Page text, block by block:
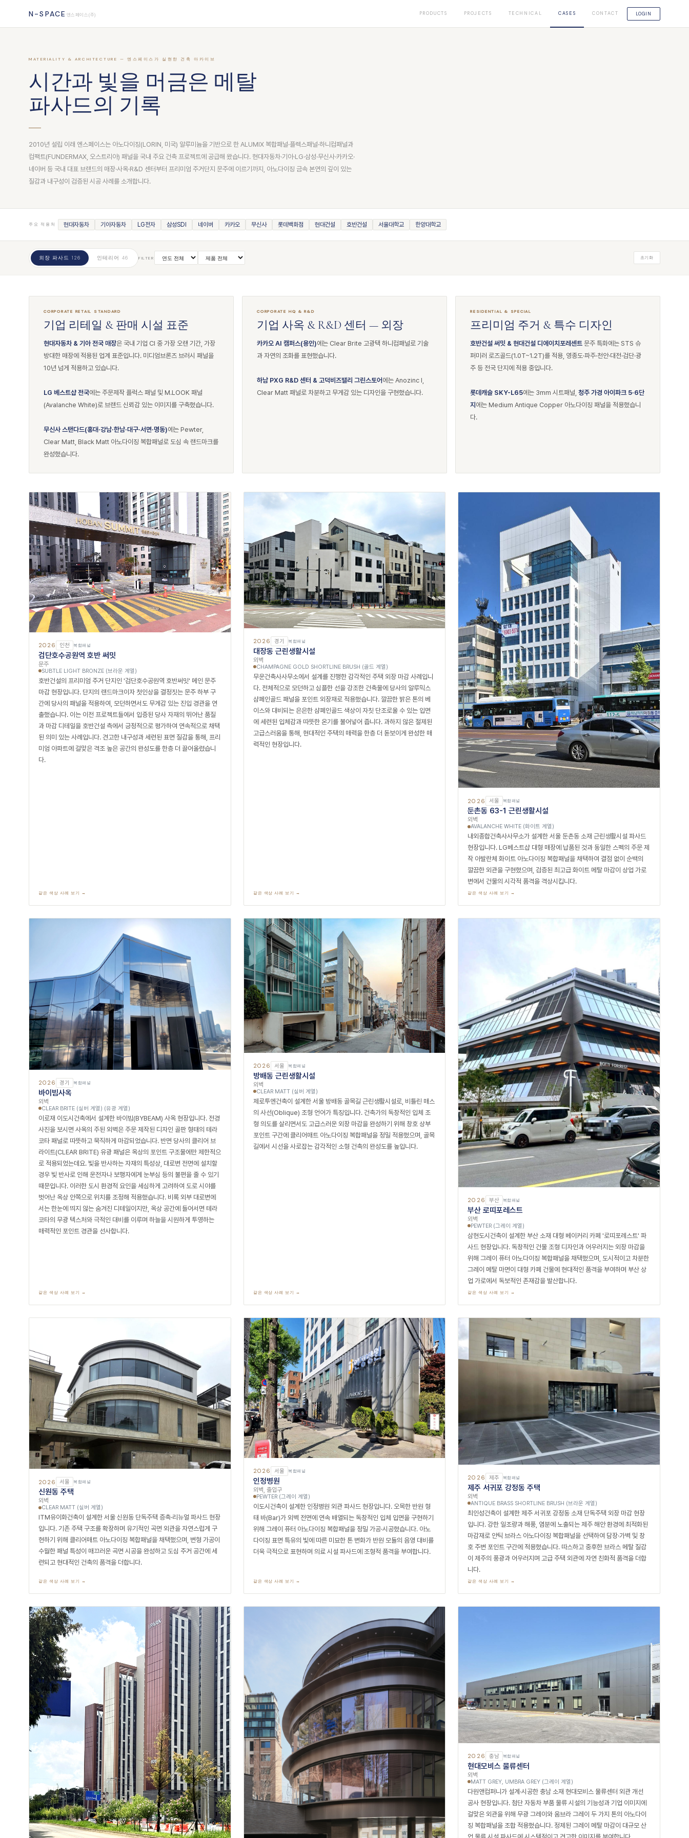
N-SPACE 엔스페이스(주) PRODUCTS PROJECTS TECHNICAL CASES CONTACT LOGIN
MATERIALITY & ARCHITECTURE — 엔스페이스가 실현한 건축 아카이브
시간과 빛을 머금은 메탈
파사드의 기록
2010년 설립 이래 엔스페이스는 아노다이징(LORIN, 미국) 알루미늄을 기반으로 한 ALUMIX 복합패널·플렉스패널·하니컴패널과
컴팩트(FUNDERMAX, 오스트리아) 패널을 국내 주요 건축 프로젝트에 공급해 왔습니다. 현대자동차·기아·LG·삼성·무신사·카카오·
네이버 등 국내 대표 브랜드의 매장·사옥·R&D 센터부터 프리미엄 주거단지 문주에 이르기까지, 아노다이징 금속 본연의 깊이 있는
질감과 내구성이 검증된 시공 사례를 소개합니다.
주요 적용처 현대자동차 기아자동차 LG전자 삼성SDI 네이버 카카오 무신사 롯데백화점 현대건설 호반건설 서울대학교 한양대학교
외장 파사드 126 인테리어 46 FILTER 초기화
CORPORATE RETAIL STANDARD
기업 리테일 & 판매 시설 표준
현대자동차 & 기아 전국 매장은 국내 기업 CI 중 가장 오랜 기간, 가장
방대한 매장에 적용된 업계 표준입니다. 미디엄브론즈 브러시 패널을
10년 넘게 적용하고 있습니다.
LG 베스트샵 전국에는 주문제작 플럭스 패널 및 M.LOOK 패널
(Avalanche White)로 브랜드 신뢰감 있는 이미지를 구축했습니다.
무신사 스탠다드(홍대·강남·한남·대구·서면·명동)에는 Pewter,
Clear Matt, Black Matt 아노다이징 복합패널로 도심 속 랜드마크를
완성했습니다.
CORPORATE HQ & R&D
기업 사옥 & R&D 센터 — 외장
카카오 AI 캠퍼스(용인)에는 Clear Brite 고광택 하니컴패널로 기술
과 자연의 조화를 표현했습니다.
하남 PXG R&D 센터 & 고덕비즈밸리 그린스토어에는 Anozinc I,
Clear Matt 패널로 차분하고 무게감 있는 디자인을 구현했습니다.
RESIDENTIAL & SPECIAL
프리미엄 주거 & 특수 디자인
호반건설 써밋 & 현대건설 디에이치포레센트 문주 특화에는 STS 슈
퍼미러 로즈골드(1.0T~1.2T)를 적용, 영종도·파주·천안·대전·검단·광
주 등 전국 단지에 적용 중입니다.
롯데캐슬 SKY-L65에는 3mm 시트패널, 청주 가경 아이파크 5·6단
지에는 Medium Antique Copper 아노다이징 패널을 적용했습니
다.
2026 인천 복합패널
검단호수공원역 호반 써밋
문주
SUBTLE LIGHT BRONZE (브라운 계열)
호반건설의 프리미엄 주거 단지인 '검단호수공원역 호반써밋' 메인 문주
마감 현장입니다. 단지의 랜드마크이자 첫인상을 결정짓는 문주 하부 구
간에 당사의 패널을 적용하여, 모던하면서도 무게감 있는 진입 경관을 연
출했습니다. 이는 이전 프로젝트들에서 입증된 당사 자재의 뛰어난 품질
과 마감 디테일을 호반건설 측에서 긍정적으로 평가하여 연속적으로 채택
된 의미 있는 사례입니다. 견고한 내구성과 세련된 표면 질감을 통해, 프리
미엄 아파트에 걸맞은 격조 높은 공간의 완성도를 한층 더 끌어올렸습니
다.
같은 색상 사례 보기 →
2026 경기 복합패널
대장동 근린생활시설
외벽
CHAMPAGNE GOLD SHORTLINE BRUSH (골드 계열)
무운건축사사무소에서 설계를 진행한 감각적인 주택 외장 마감 사례입니
다. 전체적으로 모던하고 심플한 선을 강조한 건축물에 당사의 알루믹스
샴페인골드 패널을 포인트 외장재로 적용했습니다. 깔끔한 밝은 톤의 베
이스와 대비되는 은은한 샴페인골드 색상이 자칫 단조로울 수 있는 입면
에 세련된 입체감과 따뜻한 온기를 불어넣어 줍니다. 과하지 않은 절제된
고급스러움을 통해, 현대적인 주택의 매력을 한층 더 돋보이게 완성한 매
력적인 현장입니다.
같은 색상 사례 보기 →
2026 서울 복합패널
둔촌동 63-1 근린생활시설
외벽
AVALANCHE WHITE (화이트 계열)
내외종합건축사사무소가 설계한 서울 둔촌동 소재 근린생활시설 파사드
현장입니다. LG베스트샵 대형 매장에 납품된 것과 동일한 스펙의 주문 제
작 아발란체 화이트 아노다이징 복합패널을 채택하여 결점 없이 순백의
깔끔한 외관을 구현했으며, 검증된 최고급 화이트 메탈 마감이 상업 가로
변에서 건물의 시각적 품격을 격상시킵니다.
같은 색상 사례 보기 →
2026 경기 복합패널
바이빔사옥
외벽
CLEAR BRITE (실버 계열) (유광 계열)
이로재 이도시건축에서 설계한 바이빔(BYBEAM) 사옥 현장입니다. 전경
사진을 보시면 사옥의 주된 외벽은 주문 제작된 디자인 골판 형태의 테라
코타 패널로 따뜻하고 묵직하게 마감되었습니다. 반면 당사의 클리어 브
라이트(CLEAR BRITE) 유광 패널은 옥상의 포인트 구조물에만 제한적으
로 적용되었는데요. 빛을 반사하는 자재의 특성상, 대로변 전면에 설치할
경우 빛 반사로 인해 운전자나 보행자에게 눈부심 등의 불편을 줄 수 있기
때문입니다. 이러한 도시 환경적 요인을 세심하게 고려하여 도로 시야를
벗어난 옥상 안쪽으로 위치를 조정해 적용했습니다. 비록 외부 대로변에
서는 한눈에 띄지 않는 숨겨진 디테일이지만, 옥상 공간에 들어서면 테라
코타의 무광 텍스처와 극적인 대비를 이루며 하늘을 시원하게 투영하는
매력적인 포인트 경관을 선사합니다.
같은 색상 사례 보기 →
2026 서울 복합패널
방배동 근린생활시설
외벽
CLEAR MATT (실버 계열)
제로투엔건축이 설계한 서울 방배동 골목길 근린생활시설로, 비틀린 매스
의 사선(Oblique) 조형 언어가 특징입니다. 건축가의 독창적인 입체 조
형 의도를 살리면서도 고급스러운 외장 마감을 완성하기 위해 창호 상부
포인트 구간에 클리어매트 아노다이징 복합패널을 정밀 적용했으며, 골목
길에서 시선을 사로잡는 감각적인 소형 건축의 완성도를 높입니다.
같은 색상 사례 보기 →
2026 부산 복합패널
부산 로띠포레스트
외벽
PEWTER (그레이 계열)
삼현도시건축이 설계한 부산 소재 대형 베이커리 카페 '로띠포레스트' 파
사드 현장입니다. 독창적인 건물 조형 디자인과 어우러지는 외장 마감을
위해 그레이 퓨터 아노다이징 복합패널을 채택했으며, 도시적이고 차분한
그레이 메탈 마면이 대형 카페 건물에 현대적인 품격을 부여하며 부산 상
업 가로에서 독보적인 존재감을 발산합니다.
같은 색상 사례 보기 →
2026 서울 복합패널
신원동 주택
외벽
CLEAR MATT (실버 계열)
ITM유이화건축이 설계한 서울 신원동 단독주택 증축·리뉴얼 파사드 현장
입니다. 기존 주택 구조를 확장하며 유기적인 곡면 외관을 자연스럽게 구
현하기 위해 클리어매트 아노다이징 복합패널을 채택했으며, 변형 가공이
수월한 패널 특성이 매끄러운 곡면 시공을 완성하고 도심 주거 공간에 세
련되고 현대적인 건축의 품격을 더합니다.
같은 색상 사례 보기 →
2026 서울 복합패널
인정병원
외벽, 출입구
PEWTER (그레이 계열)
이도시건축이 설계한 인정병원 외관 파사드 현장입니다. 오목한 반원 형
태 바(Bar)가 외벽 전면에 연속 배열되는 독창적인 입체 입면을 구현하기
위해 그레이 퓨터 아노다이징 복합패널을 정밀 가공·시공했습니다. 아노
다이징 표면 특유의 빛에 따른 미묘한 톤 변화가 반원 모듈의 음영 대비를
더욱 극적으로 표현하며 의료 시설 파사드에 조형적 품격을 부여합니다.
같은 색상 사례 보기 →
2026 제주 복합패널
제주 서귀포 강정동 주택
외벽
ANTIQUE BRASS SHORTLINE BRUSH (브라운 계열)
최인성건축이 설계한 제주 서귀포 강정동 소재 단독주택 외장 마감 현장
입니다. 강한 일조량과 해풍, 염분에 노출되는 제주 해안 환경에 최적화된
마감재로 안틱 브라스 아노다이징 복합패널을 선택하여 담장·가벽 및 창
호 주변 포인트 구간에 적용했습니다. 따스하고 중후한 브라스 메탈 질감
이 제주의 풍광과 어우러지며 고급 주택 외관에 자연 친화적 품격을 더합
니다.
같은 색상 사례 보기 →
2026 충남 복합패널
현대모비스 물류센터
외벽
MATT GREY, UMBRA GREY (그레이 계열)
다원앤컴퍼니가 설계·시공한 충남 소재 현대모비스 물류센터 외관 개선
공사 현장입니다. 첨단 자동차 부품 물류 시설의 기능성과 기업 이미지에
걸맞은 외관을 위해 무광 그레이와 움브라 그레이 두 가지 톤의 아노다이
징 복합패널을 조합 적용했습니다. 정제된 그레이 메탈 마감이 대규모 산